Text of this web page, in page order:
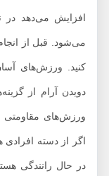
افزایش می‌دهد در
می‌شود. قبل از انجام
کنید. ورزش‌های آسان
دویدن آرام از
ورزش‌های مقاومتی
اگر از دسته افرادی